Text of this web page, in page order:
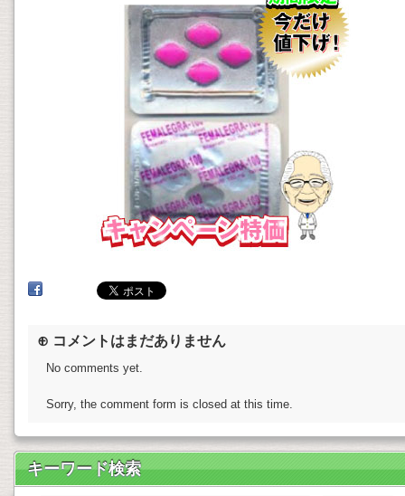
⊕ コメントはまだありません
No comments yet.
Sorry, the comment form is closed at this time.
キーワード検索